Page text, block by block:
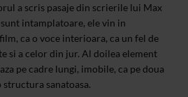
a scris pasaje din scrierile lui Max
intamplatoare, ele vin in
ca o voce interioara, ca un fel de
si a celor din jur. Al doilea element
pe cadre lungi, imobile, ca pe doua
sanatoasa.